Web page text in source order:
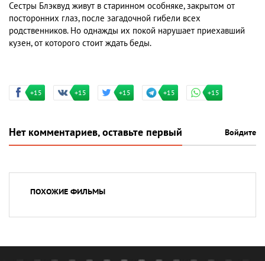
Сестры Блэквуд живут в старинном особняке, закрытом от
посторонних глаз, после загадочной гибели всех
родственников. Но однажды их покой нарушает приехавший
кузен, от которого стоит ждать беды.
+15 +15 +15 +15 +15
Нет комментариев, оставьте первый Войдите
ПОХОЖИЕ ФИЛЬМЫ